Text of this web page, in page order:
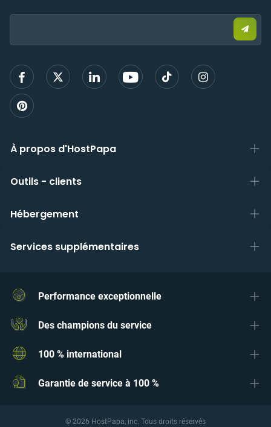
Email:
un
mail
À propos d'HostPapa
Outils - clients
Hébergement
Services supplémentaires
Performance exceptionnelle
Des champions du service
100 % international
Garantie de service à 100 %
© 2026 HostPapa, inc. Tous droits réservés